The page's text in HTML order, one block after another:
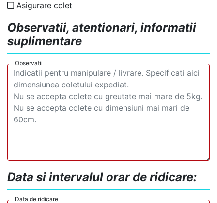
Asigurare colet
Observatii, atentionari, informatii
suplimentare
Observatii
Data si intervalul orar de ridicare:
Data de ridicare